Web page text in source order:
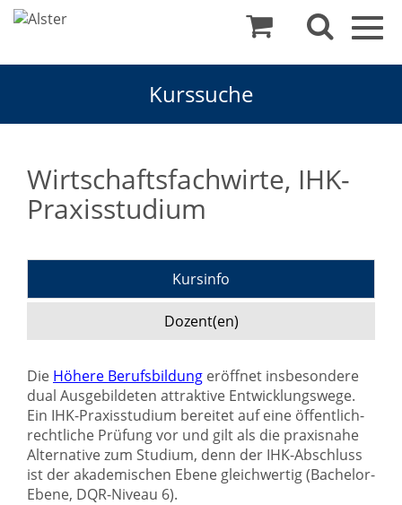
Kurssuche
Wirtschaftsfachwirte, IHK-
Praxisstudium
Kursinfo
Dozent(en)
Die Höhere Berufsbildung eröffnet insbesondere
dual Ausgebildeten attraktive Entwicklungswege.
Ein IHK-Praxisstudium bereitet auf eine öffentlich-
rechtliche Prüfung vor und gilt als die praxisnahe
Alternative zum Studium, denn der IHK-Abschluss
ist der akademischen Ebene gleichwertig (Bachelor-
Ebene, DQR-Niveau 6).